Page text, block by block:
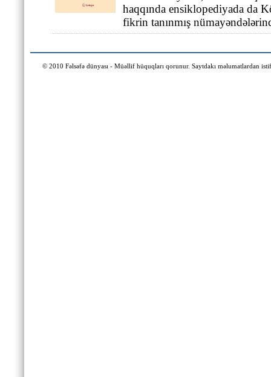
haqqında ensiklopediyada da
fikrin tanınmış
© 2010 Fəlsəfə dünyası - Müəllif hüquqları qorunur. Saytdakı məlumatlardan